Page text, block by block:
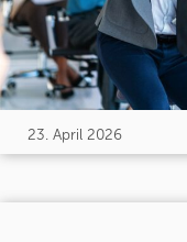
23. April 2026